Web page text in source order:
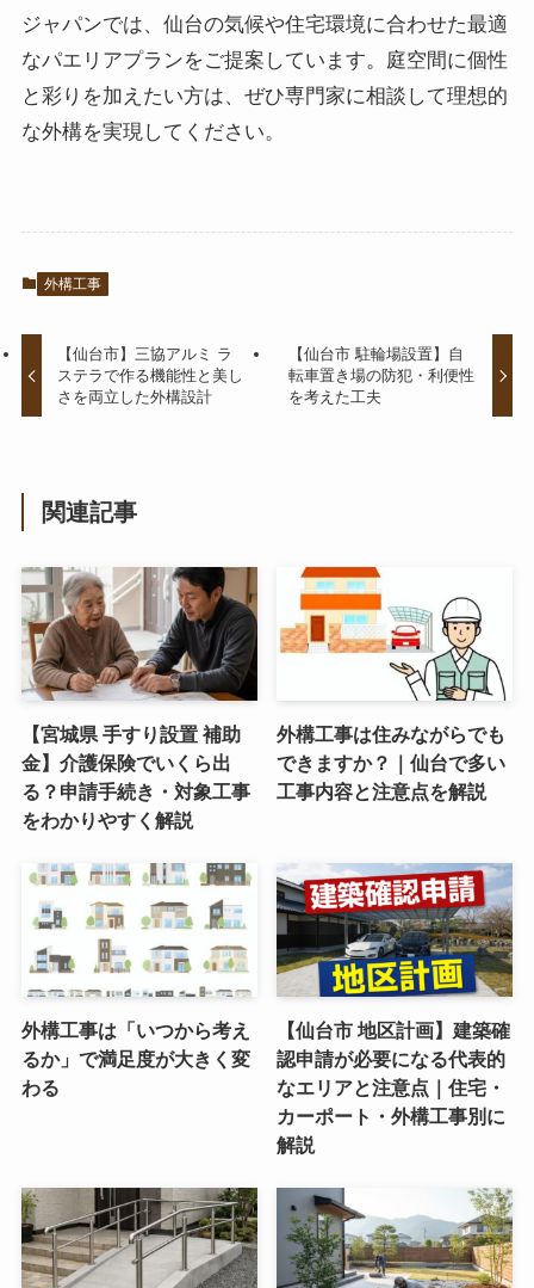
ジャパンでは、仙台の気候や住宅環境に合わせた最適
なパエリアプランをご提案しています。庭空間に個性
と彩りを加えたい方は、ぜひ専門家に相談して理想的
な外構を実現してください。
外構工事
【仙台市】三協アルミ ラ
ステラで作る機能性と美し
さを両立した外構設計
【仙台市 駐輪場設置】自
転車置き場の防犯・利便性
を考えた工夫
関連記事
【宮城県 手すり設置 補助
金】介護保険でいくら出
る？申請手続き・対象工事
をわかりやすく解説
外構工事は住みながらでも
できますか？｜仙台で多い
工事内容と注意点を解説
外構工事は「いつから考え
るか」で満足度が大きく変
わる
【仙台市 地区計画】建築確
認申請が必要になる代表的
なエリアと注意点｜住宅・
カーポート・外構工事別に
解説